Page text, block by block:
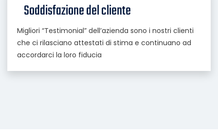
Soddisfazione del cliente
Migliori “Testimonial” dell’azienda sono i nostri clienti
che ci rilasciano attestati di stima e continuano ad
accordarci la loro fiducia